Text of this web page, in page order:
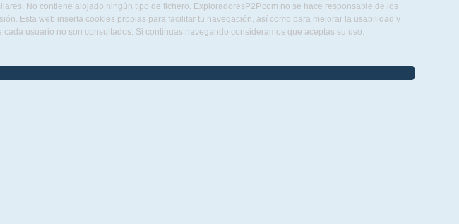
No contiene alojado ningún tipo de fichero. ExploradoresP2P.com no se hace responsable de los
Esta web inserta cookies propias para facilitar tu navegación, así como para mejorar la usabilidad y
usuario no son consultados. Si continuas navegando consideramos que aceptas su uso.